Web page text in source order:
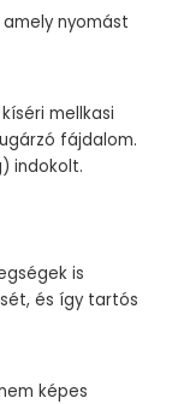
nyomást
mellkasi
fájdalom.
indokolt.
is
és így tartós
képes